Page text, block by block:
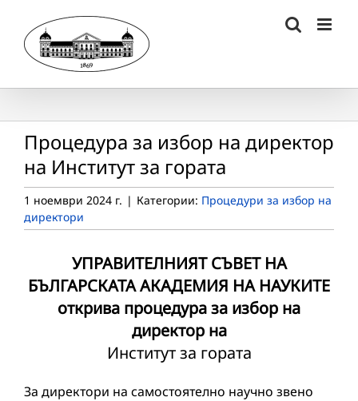
content
Процедура за избор на директор
на Институт за гората
1 ноември 2024 г. | Категории: Процедури за избор на
директори
УПРАВИТЕЛНИЯТ СЪВЕТ НА
БЪЛГАРСКАТА АКАДЕМИЯ НА НАУКИТЕ
открива процедура за избор на
директор на
Институт за гората
За директори на самостоятелно научно звено